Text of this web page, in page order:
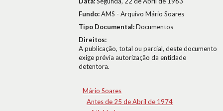
Fundo:AMS - Arquivo Mário Soares
Tipo Documental:Documentos
Direitos:
A publicação, total ou parcial, deste documento
exige prévia autorização da entidade
detentora.
Mário Soares
Antes de 25 de Abril de 1974